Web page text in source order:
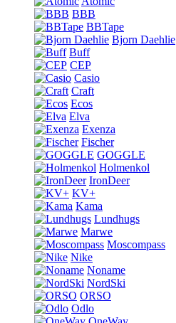
BBB
BBTape
Bjorn Daehlie
Buff
CEP
Casio
Craft
Ecos
Elva
Exenza
Fischer
GOGGLE
Holmenkol
IronDeer
KV+
Kama
Lundhugs
Marwe
Moscompass
Nike
Noname
NordSki
ORSO
Odlo